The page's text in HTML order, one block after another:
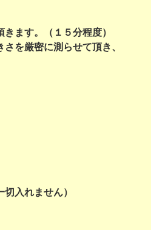
ます。（１５分程度）
を厳密に測らせて頂き、
入れません）